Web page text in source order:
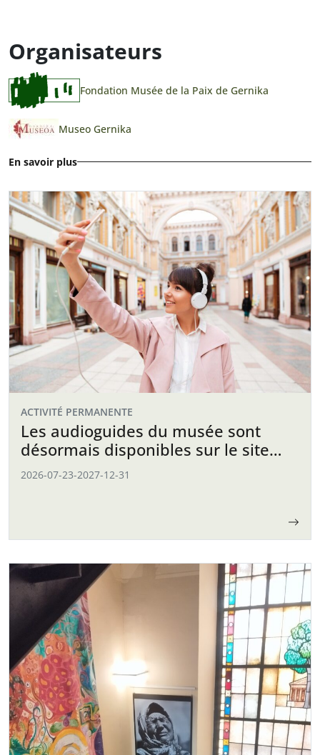
Organisateurs
Fondation Musée de la Paix de Gernika
Museo Gernika
En savoir plus
ACTIVITÉ PERMANENTE
Les audioguides du musée sont
désormais disponibles sur le site
web
2026-07-23-2027-12-31